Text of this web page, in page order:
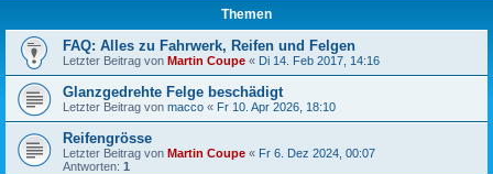
Themen
FAQ: Alles zu Fahrwerk, Reifen und Felgen
Letzter Beitrag von Martin Coupe « Di 14. Feb 2017, 14:16
Glanzgedrehte Felge beschädigt
Letzter Beitrag von macco « Fr 10. Apr 2026, 18:10
Reifengrösse
Letzter Beitrag von Martin Coupe « Fr 6. Dez 2024, 00:07
Antworten: 1